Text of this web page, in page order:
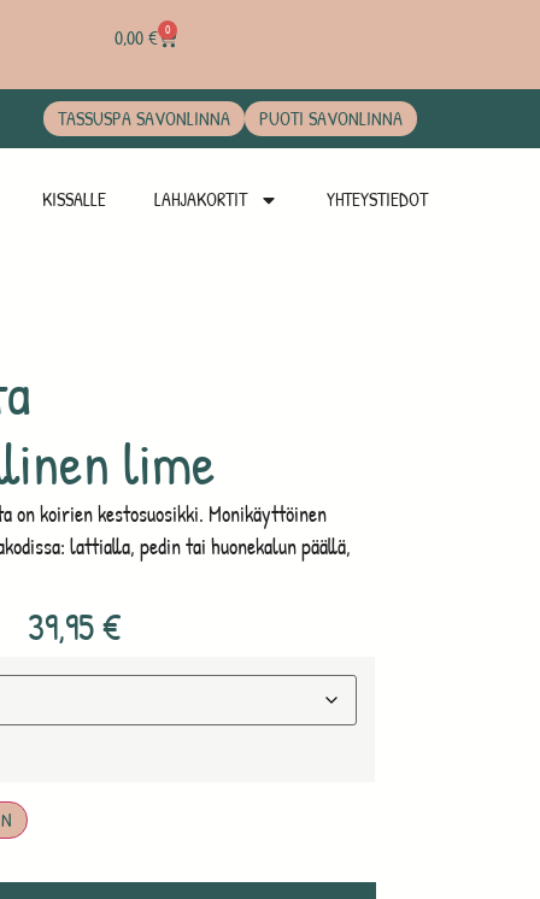
0,00€ 0
TASSUSPA SAVONLINNA PUOTI SAVONLINNA
KISSALLE LAHJAKORTIT YHTEYSTIEDOT
lime
on koirien kestosuosikki. Monikäyttöinen
lattialla, pedin tai huonekalun päällä,
39,95€